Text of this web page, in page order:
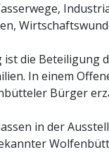
die Beteiligung
In einem
Bürger
in der